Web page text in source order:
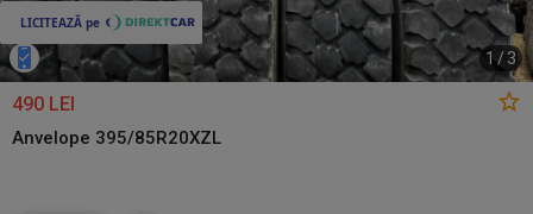
1 / 3
490 LEI
Anvelope 395/85R20XZL